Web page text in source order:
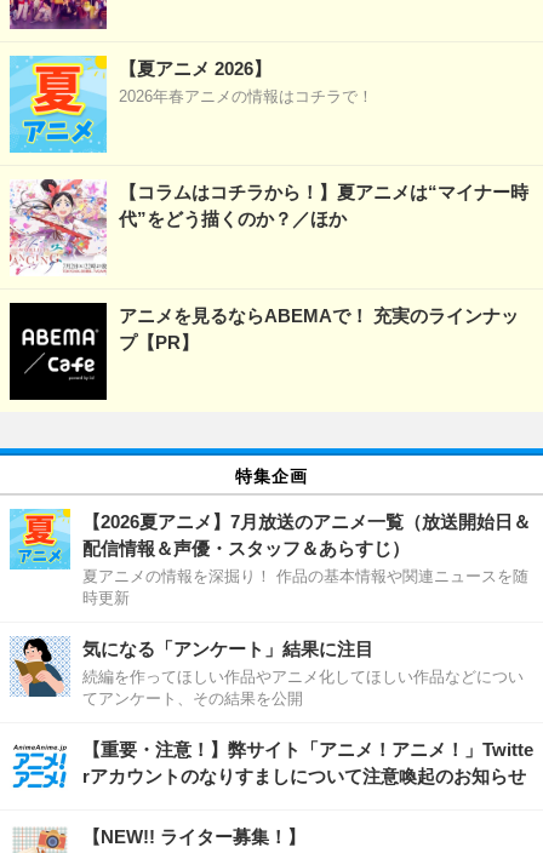
【夏アニメ 2026】
2026年春アニメの情報はコチラで！
【コラムはコチラから！】夏アニメは“マイナー時
代”をどう描くのか？／ほか
アニメを見るならABEMAで！ 充実のラインナッ
プ【PR】
特集企画
【2026夏アニメ】7月放送のアニメ一覧（放送開始日＆
配信情報＆声優・スタッフ＆あらすじ）
夏アニメの情報を深掘り！ 作品の基本情報や関連ニュースを随
時更新
気になる「アンケート」結果に注目
続編を作ってほしい作品やアニメ化してほしい作品などについ
てアンケート、その結果を公開
【重要・注意！】弊サイト「アニメ！アニメ！」Twitte
rアカウントのなりすましについて注意喚起のお知らせ
【NEW!! ライター募集！】